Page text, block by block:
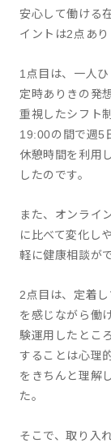
安心して働ける
イントは2点あり
1点目は、一人
定時ありきの発
重視したシフト
19:00の間で週5
休憩時間を利用
したのです。
また、オンライ
に比べて変化し
軽に健康相談が
2点目は、定着
を感じながら働
験運用したとこ
することは心理
をきちんと理解
た。
そこで、取り入